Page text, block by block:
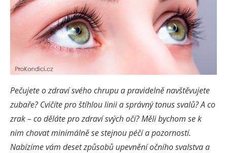
Pečujete o zdraví svého chrupu a pravidelně navštěvujete
zubaře? Cvičíte pro štíhlou linii a správný tonus svalů?A co
zrak – co děláte pro zdraví svých očí?Měli bychom se k
nim chovat minimálně se stejnou péčí a pozorností.
Nabízíme vám deset způsobů upevnění očního svalstva a